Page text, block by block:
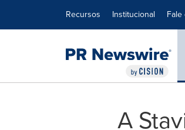
Recursos Institucional
A